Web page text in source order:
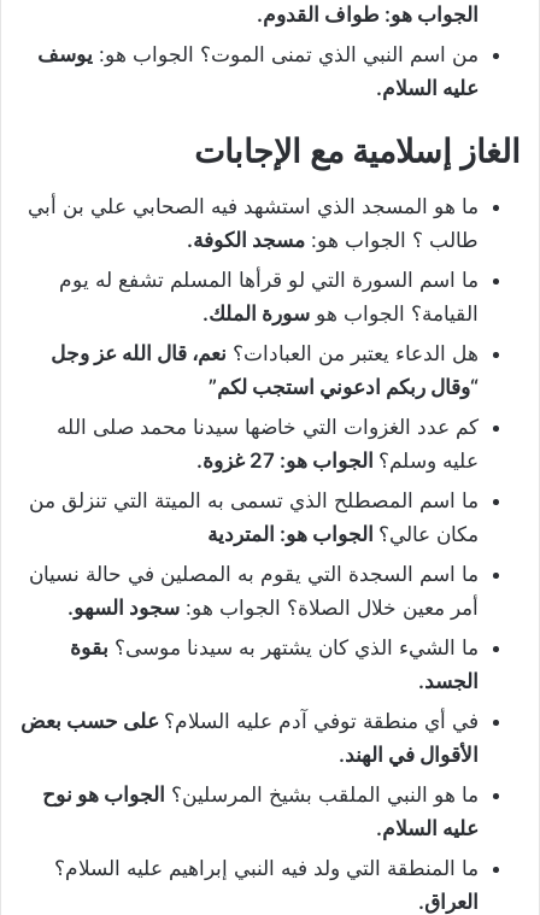
الجواب هو: طواف القدوم.
من اسم النبي الذي تمنى الموت؟ الجواب هو: يوسف
عليه السلام.
الغاز إسلامية مع الإجابات
ما هو المسجد الذي استشهد فيه الصحابي علي بن أبي
طالب ؟ الجواب هو: مسجد الكوفة.
ما اسم السورة التي لو قرأها المسلم تشفع له يوم
القيامة؟ الجواب هو سورة الملك.
هل الدعاء يعتبر من العبادات؟ نعم، قال الله عز وجل
“وقال ربكم ادعوني استجب لكم”
كم عدد الغزوات التي خاضها سيدنا محمد صلى الله
عليه وسلم؟ الجواب هو: 27 غزوة.
ما اسم المصطلح الذي تسمى به الميتة التي تنزلق من
مكان عالي؟ الجواب هو: المتردية
ما اسم السجدة التي يقوم به المصلين في حالة نسيان
أمر معين خلال الصلاة؟ الجواب هو: سجود السهو.
ما الشيء الذي كان يشتهر به سيدنا موسى؟ بقوة
الجسد.
في أي منطقة توفي آدم عليه السلام؟ على حسب بعض
الأقوال في الهند.
ما هو النبي الملقب بشيخ المرسلين؟ الجواب هو نوح
عليه السلام.
ما المنطقة التي ولد فيه النبي إبراهيم عليه السلام؟
العراق.